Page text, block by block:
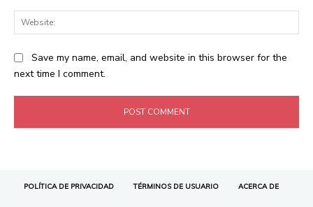
POLÍTICA DE PRIVACIDAD TÉRMINOS DE USUARIO ACERCA DE